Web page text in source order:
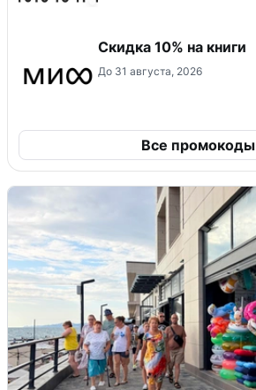
Скидка 10% на книги
До 31 августа, 2026
Все промокоды